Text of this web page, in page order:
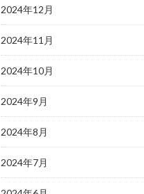
2024年12月
2024年11月
2024年10月
2024年9月
2024年8月
2024年7月